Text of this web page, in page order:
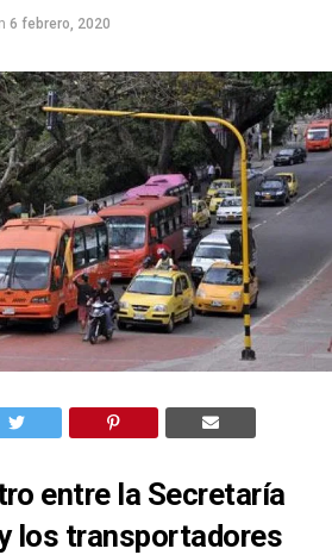
6 febrero, 2020
entre la Secretaría
los transportadores